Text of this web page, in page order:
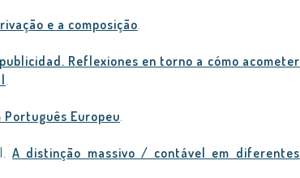
e a composição.
Reflexiones en torno a cómo acometer
.
Europeu.
A distinção massivo / contável em diferentes